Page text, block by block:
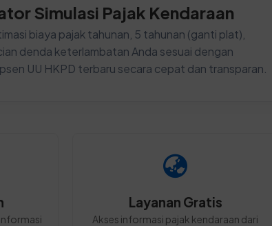
Simulasi Pajak Kendaraan
biaya pajak tahunan, 5 tahunan (ganti plat),
denda keterlambatan Anda sesuai dengan
UU HKPD terbaru secara cepat dan transparan.
Layanan Gratis
Akses informasi pajak kendaraan dari